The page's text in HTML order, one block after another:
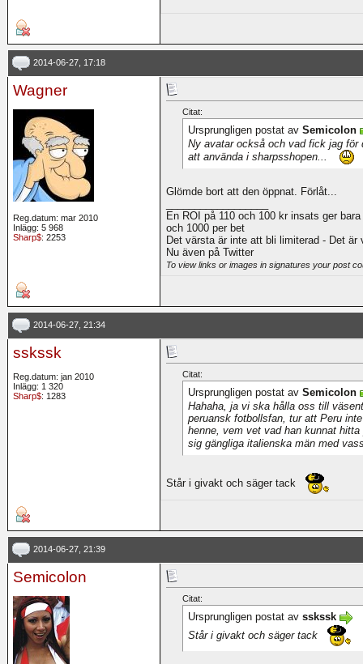
2014-06-27, 17:18
Wagner
Reg.datum: mar 2010
Inlägg: 5 968
Sharp$: 2253
Citat:
Ursprungligen postat av Semicolon
Ny avatar också och vad fick jag
att använda i sharpsshopen...
Glömde bort att den öppnat. Förlåt...
En ROI på 110 och 100 kr insats ger
och 1000 per bet
Det värsta är inte att bli limiterad - Det är
Nu även på Twitter
To view links or images in signatures your post
2014-06-27, 21:34
sskssk
Reg.datum: jan 2010
Inlägg: 1 320
Sharp$: 1283
Citat:
Ursprungligen postat av Semicolon
Hahaha, ja vi ska hålla oss till
peruansk fotbollsfan, tur att Peru
henne, vem vet vad han kunnat
sig gängliga italienska män med
Står i givakt och säger tack
2014-06-27, 21:39
Semicolon
Citat:
Ursprungligen postat av sskssk
Står i givakt och säger tack